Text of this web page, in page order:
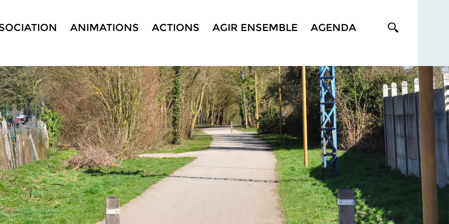
ANIMATIONS ACTIONS AGIR ENSEMBLE AGENDA